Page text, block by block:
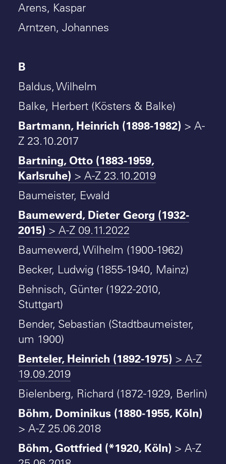
Arens, Kaspar
Arntzen, Johannes
B
Baldus, Wilhelm
Balke, Herbert (Kösters & Balke)
Bartmann, Heinrich (1898-1982) > A-
Z 23.10.2017
Bartning, Otto (1883-1959,
Karlsruhe) > A-Z 23.10.2019
Baumeister, Ewald
Baumewerd, Dieter Georg (1932-
2015) > A-Z 09.11.2022
Baumewerd, Wilhelm (1900-1962)
Becker, Ludwig (1855-1940, Mainz)
Behnisch, Günter (1922-2010,
Stuttgart)
Bender, Sebastian (Stadtbaumeister,
um 1900)
Benteler, Heinrich (1892-1975) > A-Z
19.09.2019
Bielenberg, Richard (1872-1929, Berlin)
Böhm, Dominikus (1880-1955, Köln)
> A-Z 25.06.2018
Böhm, Gottfried (*1920, Köln) > A-Z